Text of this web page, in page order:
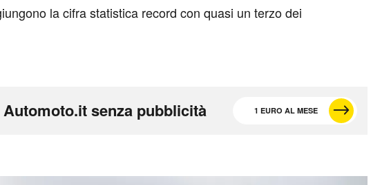
la cifra statistica record con quasi un terzo dei
senza pubblicità 1 EURO AL MESE